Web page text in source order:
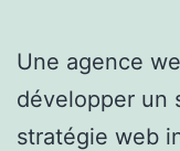
Une agence
développer un
stratégie web